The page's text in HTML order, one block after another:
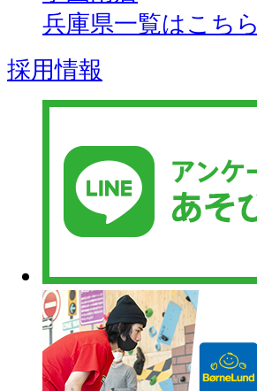
兵庫県一覧はこちら
採用情報